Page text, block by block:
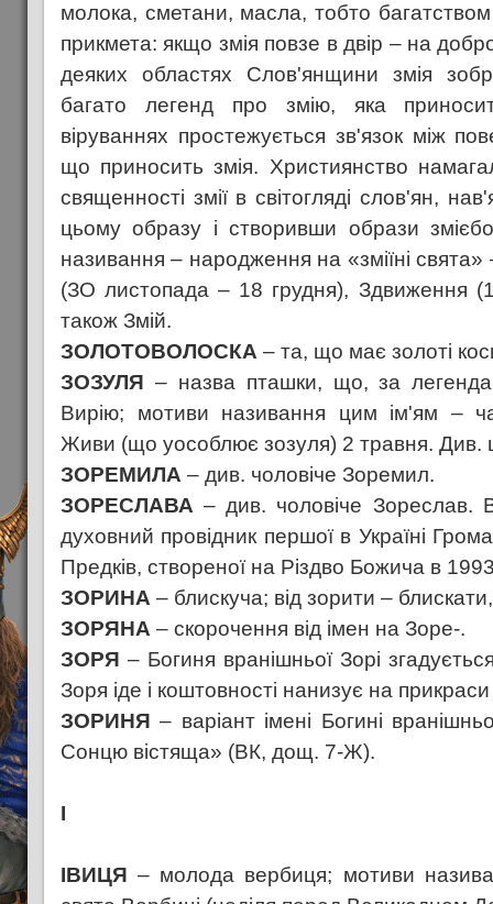
молока, сметани, масла, тобто багатством
прикмета: якщо змія повзе в двір – на
деяких областях Слов'янщини змія
багато легенд про змію, яка
віруваннях простежується зв'язок між
що приносить змія. Християнство
священності змії в світогляді слов'ян,
цьому образу і створивши образи
називання – народження на «зміїні свята»
(ЗО листопада – 18 грудня), Здвиження
також Змій.
ЗОЛОТОВОЛОСКА – та, що має золоті
ЗОЗУЛЯ – назва пташки, що, за
Вирію; мотиви називання цим ім'ям –
Живи (що уособлює зозуля) 2 травня.
ЗОРЕМИЛА – див. чоловіче Зоремил.
ЗОРЕСЛАВА – див. чоловіче Зореслав.
духовний провідник першої в Україні
Предків, створеної на Різдво Божича в
ЗОРИНА – блискуча; від зорити –
ЗОРЯНА – скорочення від імен на Зоре-.
ЗОРЯ – Богиня вранішньої Зорі
Зоря іде і коштовності нанизує на
ЗОРИНЯ – варіант імені Богині
Сонцю вістяща» (ВК, дощ. 7-Ж).
І
ІВИЦЯ – молода вербиця; мотиви